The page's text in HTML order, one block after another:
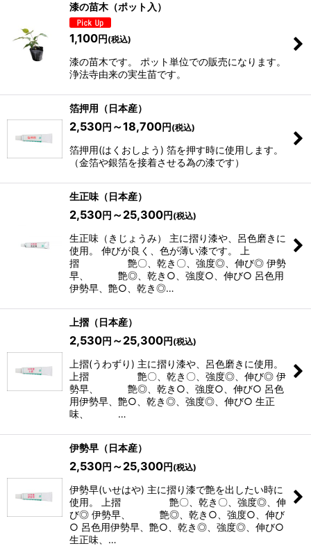
漆の苗木（ポット入）
1,100円 (税込)
漆の苗木です。 ポット単位での販売になります。
浄法寺由来の実生苗です。
箔押用（日本産）
2,530円 ～18,700円 (税込)
箔押用(はくおしよう) 箔を押す時に使用します。
（金箔や銀箔を接着させる為の漆です）
生正味（日本産）
2,530円 ～25,300円 (税込)
生正味（きじょうみ） 主に摺り漆や、呂色磨きに
使用。 伸びが良く、色が薄い漆です。 上
摺 艶〇、乾き〇、強度◎、伸び◎ 伊勢
早、 艶◎、乾き○、強度○、伸び○ 呂色用
伊勢早、艶○、乾き◎…
上摺（日本産）
2,530円 ～25,300円 (税込)
上摺(うわずり) 主に摺り漆や、呂色磨きに使用。
上摺 艶〇、乾き〇、強度◎、伸び◎ 伊
勢早、 艶◎、乾き○、強度○、伸び○ 呂色
用伊勢早、艶○、乾き◎、強度◎、伸び○ 生正
味、 …
伊勢早（日本産）
2,530円 ～25,300円 (税込)
伊勢早(いせはや) 主に摺り漆で艶を出したい時に
使用。 上摺 艶〇、乾き〇、強度◎、伸
び◎ 伊勢早、 艶◎、乾き○、強度○、伸び
○ 呂色用伊勢早、艶○、乾き◎、強度◎、伸び○
生正味、…